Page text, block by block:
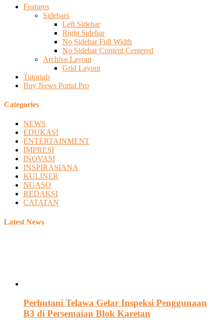
Features
Sidebars
Left Sidebar
Right Sidebar
No Sidebar Full Width
No Sidebar Content Centered
Archive Layout
Grid Layout
Tutorials
Buy News Portal Pro
Categories
NEWS
EDUKASI
ENTERTAINMENT
IMPRESI
INOVASI
INSPIRASIANA
KULINER
NGASO
REDAKSI
CATATAN
Latest News
Perhutani Telawa Gelar Inspeksi Penggunaan
B3 di Persemaian Blok Karetan